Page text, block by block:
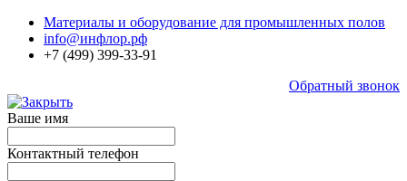
Материалы и оборудование для промышленных полов
info@инфлор.рф
+7 (499) 399-33-91
Обратный звонок
Ваше имя
Контактный телефон